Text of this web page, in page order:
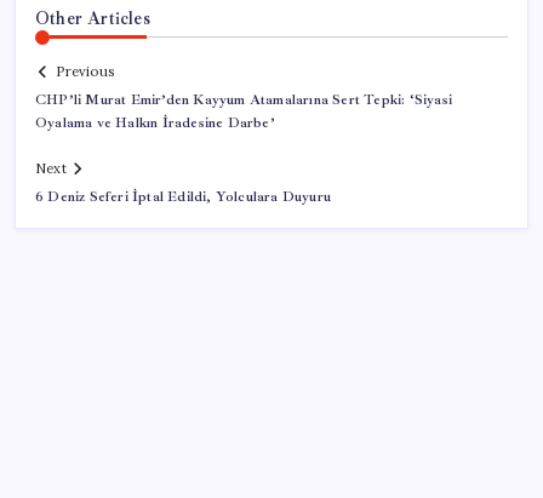
Other Articles
Previous
CHP’li Murat Emir’den Kayyum Atamalarına Sert Tepki: ‘Siyasi
Oyalama ve Halkın İradesine Darbe’
Next
6 Deniz Seferi İptal Edildi, Yolculara Duyuru